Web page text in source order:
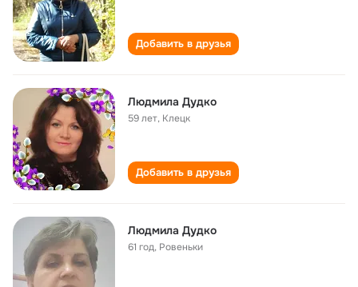
Добавить в друзья
Людмила Дудко
59 лет, Клецк
Добавить в друзья
Людмила Дудко
61 год, Ровеньки